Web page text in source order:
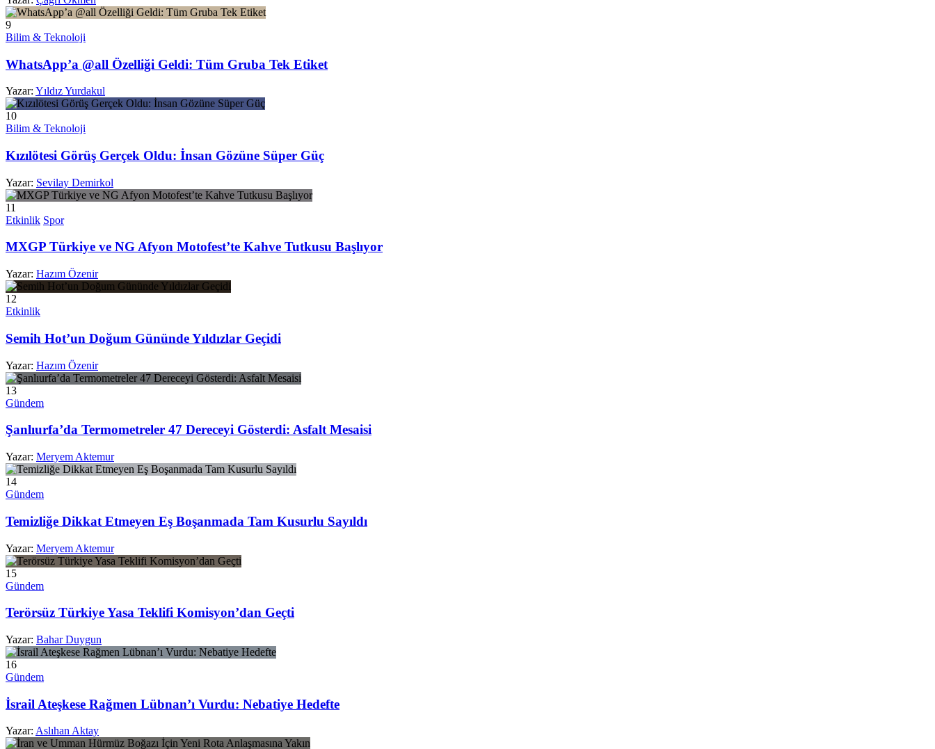
9
Bilim & Teknoloji
WhatsApp’a @all Özelliği Geldi: Tüm Gruba Tek Etiket
Yazar: Yıldız Yurdakul
10
Bilim & Teknoloji
Kızılötesi Görüş Gerçek Oldu: İnsan Gözüne Süper Güç
Yazar: Sevilay Demirkol
11
Etkinlik Spor
MXGP Türkiye ve NG Afyon Motofest’te Kahve Tutkusu Başlıyor
Yazar: Hazım Özenir
12
Etkinlik
Semih Hot’un Doğum Gününde Yıldızlar Geçidi
Yazar: Hazım Özenir
13
Gündem
Şanlıurfa’da Termometreler 47 Dereceyi Gösterdi: Asfalt Mesaisi
Yazar: Meryem Aktemur
14
Gündem
Temizliğe Dikkat Etmeyen Eş Boşanmada Tam Kusurlu Sayıldı
Yazar: Meryem Aktemur
15
Gündem
Terörsüz Türkiye Yasa Teklifi Komisyon’dan Geçti
Yazar: Bahar Duygun
16
Gündem
İsrail Ateşkese Rağmen Lübnan’ı Vurdu: Nebatiye Hedefte
Yazar: Aslıhan Aktay